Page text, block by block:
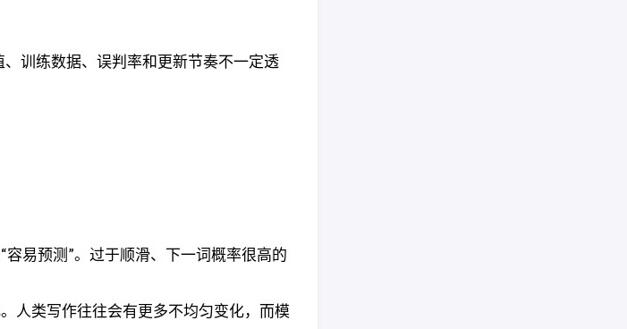
训练数据、误判率和更新节奏不一定透
易预测”。过于顺滑、下一词概率很高的
人类写作往往会有更多不均匀变化，而模